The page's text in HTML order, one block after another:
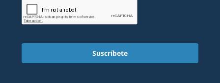
Suscríbete